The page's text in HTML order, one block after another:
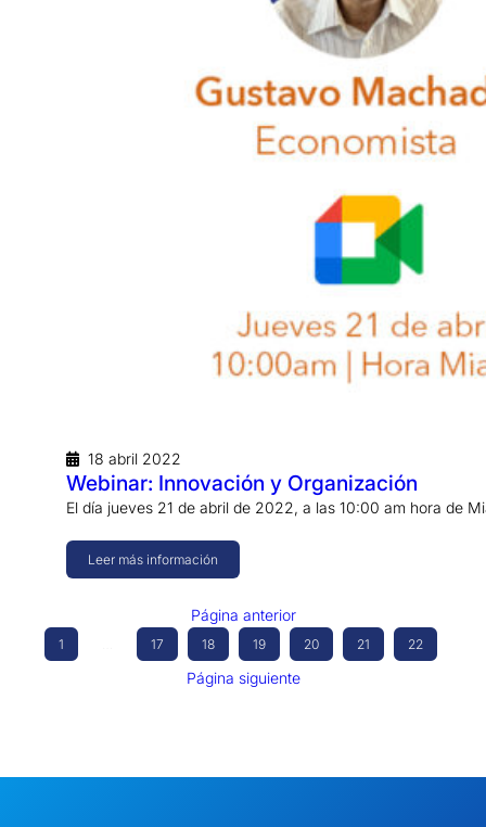
18 abril 2022
Webinar: Innovación y Organización
El día jueves 21 de abril de 2022, a las 10:00 am hora de
Leer más información
Página anterior
1 17 18 19 20 21 22
Página siguiente